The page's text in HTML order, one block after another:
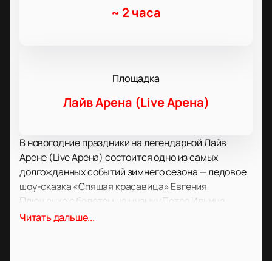
~ 2 часа
Площадка
Лайв Арена (Live Арена)
В новогодние праздники на легендарной Лайв
Арене (Live Арена) состоится одно из самых
долгожданных событий зимнего сезона — ледовое
шоу-сказка «Спящая красавица» Евгения
Плющенко с балетом на музыку Петра Ильича
Чайковского. Это масштабная постановка,
Читать дальше...